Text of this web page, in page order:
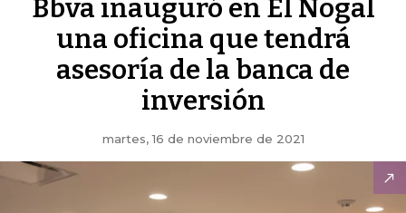
Bbva inauguró en El Nogal
una oficina que tendrá
asesoría de la banca de
inversión
martes, 16 de noviembre de 2021